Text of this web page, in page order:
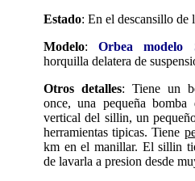
Estado: En el descansillo de
Modelo:Orbea modelo
horquilla delatera de
Otros detalles: Tiene un
once, una pequeña
vertical del sillin, un
herramientas tipicas. Tiene
km en el manillar. El sillin
de lavarla a presion desde